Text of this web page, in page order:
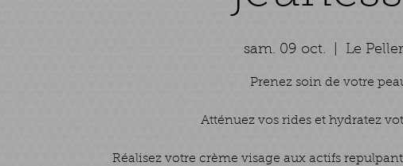
sam. 09 oct. Le
Prenez soin de votre
Atténuez vos rides et hydratez
Réalisez votre crème visage aux actifs